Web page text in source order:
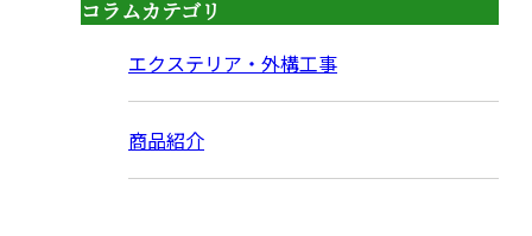
コラムカテゴリ
エクステリア・外構工事
商品紹介